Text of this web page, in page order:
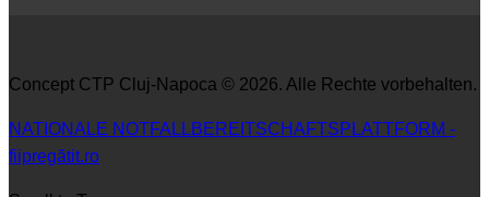
Concept CTP Cluj-Napoca © 2026. Alle Rechte vorbehalten.
NATIONALE NOTFALLBEREITSCHAFTSPLATTFORM -
fiipregătit.ro